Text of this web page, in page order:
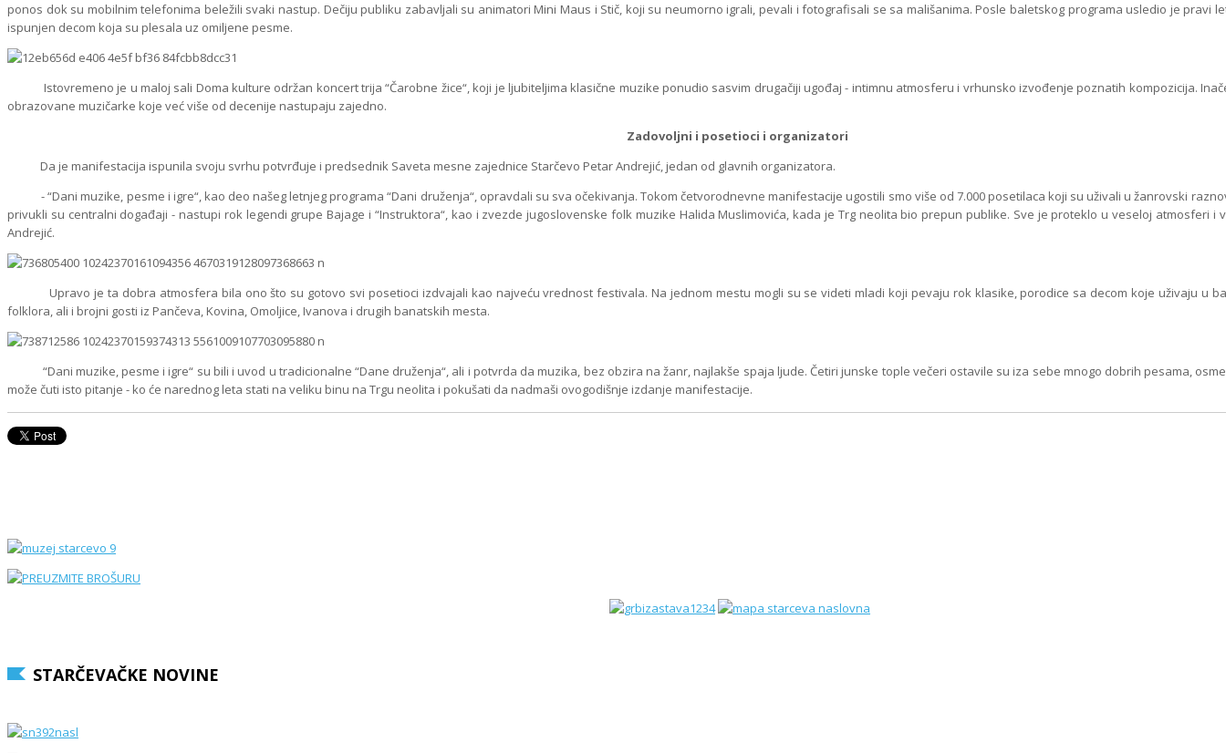
ponos dok su mobilnim telefonima beležili svaki nastup. Dečiju publiku zabavljali su animatori Mini Maus i Stič, koji su neumorno igrali, pevali i fotografisali se sa mališanima. Posle baletskog programa usledio je pravi
ispunjen decom koja su plesala uz omiljene pesme.
Istovremeno je u maloj sali Doma kulture održan koncert trija “Čarobne žice“, koji je ljubiteljima klasične muzike ponudio sasvim drugačiji ugođaj - intimnu atmosferu i vrhunsko izvođenje poznatih kompozicija.
obrazovane muzičarke koje već više od decenije nastupaju zajedno.
Zadovoljni i posetioci i organizatori
Da je manifestacija ispunila svoju svrhu potvrđuje i predsednik Saveta mesne zajednice Starčevo Petar Andrejić, jedan od glavnih organizatora.
- “Dani muzike, pesme i igre“, kao deo našeg letnjeg programa “Dani druženja“, opravdali su sva očekivanja. Tokom četvorodnevne manifestacije ugostili smo više od 7.000 posetilaca koji su uživali u žanrovski
privukli su centralni događaji - nastupi rok legendi grupe Bajage i “Instruktora“, kao i zvezde jugoslovenske folk muzike Halida Muslimovića, kada je Trg neolita bio prepun publike. Sve je proteklo u veseloj atmosferi
Andrejić.
Upravo je ta dobra atmosfera bila ono što su gotovo svi posetioci izdvajali kao najveću vrednost festivala. Na jednom mestu mogli su se videti mladi koji pevaju rok klasike, porodice sa decom koje uživaju u
folklora, ali i brojni gosti iz Pančeva, Kovina, Omoljice, Ivanova i drugih banatskih mesta.
“Dani muzike, pesme i igre“ su bili i uvod u tradicionalne “Dane druženja“, ali i potvrda da muzika, bez obzira na žanr, najlakše spaja ljude. Četiri junske tople večeri ostavile su iza sebe mnogo dobrih pesama,
može čuti isto pitanje - ko će narednog leta stati na veliku binu na Trgu neolita i pokušati da nadmaši ovogodišnje izdanje manifestacije.
STARČEVAČKE NOVINE